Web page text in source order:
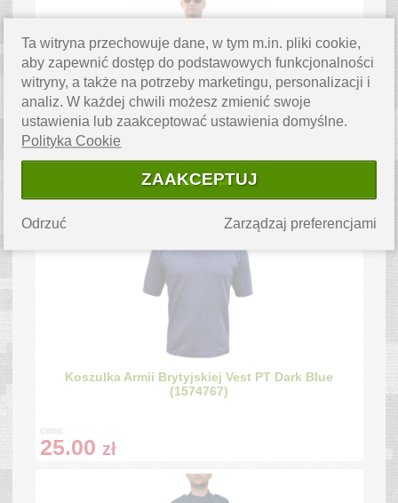
Koszulka termoaktywna S2005 Oliwkowa - stan
25.00zł
Koszulka Armii Brytyjskiej Vest PT Dark Blue
(1574767)
cena:
25.00 zł
Ta witryna przechowuje dane, w tym m.in. pliki cookie,
aby zapewnić dostęp do podstawowych funkcjonalności
witryny, a także na potrzeby marketingu, personalizacji i
analiz. W każdej chwili możesz zmienić swoje
ustawienia lub zaakceptować ustawienia domyślne.
Polityka Cookie
ZAAKCEPTUJ
Zarządzaj preferencjami
Odrzuć